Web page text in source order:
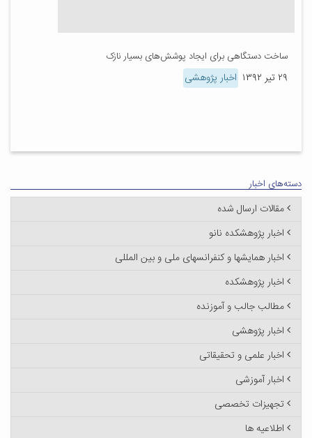
ساخت دستگاهی برای ایجاد پوشش‌های بسیار نازک
۲۹ تیر ۱۳۹۲ اخبار پژوهشی
دسته‌های اخبار
مقالات ارسال شده
اخبار پژوهشکده نانو
اخبار همایشها و کنفرانسهای ملی و بین المللی
اخبار پژوهشکده
مطالب جالب و آموزنده
اخبار پژوهشی
اخبار علمی و تحقیقاتی
اخبار آموزشی
تجهیزات تخصصی
اطلاعیه ها